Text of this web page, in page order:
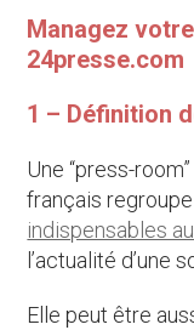
Managez
24presse.com
1 – Définition
Une “press-room”
français
indispensables
l’actualité d’une
Elle peut être